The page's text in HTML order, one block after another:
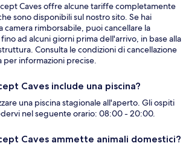
Caves offre alcune tariffe completamente
sono disponibili sul nostro sito. Se hai
camera rimborsabile, puoi cancellare la
ad alcuni giorni prima dell'arrivo, in base alla
Consulta le condizioni di cancellazione
per informazioni precise.
Caves include una piscina?
una piscina stagionale all'aperto. Gli ospiti
nel seguente orario: 08:00 - 20:00.
Caves ammette animali domestici?